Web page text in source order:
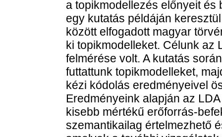
a topikmodellezés előnyeit és
egy kutatás példáján
között elfogadott magyar
ki topikmodelleket. Célunk az
felmérése volt. A kutatás
futtattunk topikmodelleket,
kézi kódolás eredményeivel
Eredményeink alapján az
kisebb mértékű erőforrás-
szemantikailag értelmezhető